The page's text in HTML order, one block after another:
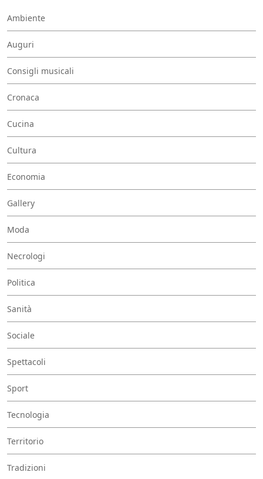
Ambiente
Auguri
Consigli musicali
Cronaca
Cucina
Cultura
Economia
Gallery
Moda
Necrologi
Politica
Sanità
Sociale
Spettacoli
Sport
Tecnologia
Territorio
Tradizioni